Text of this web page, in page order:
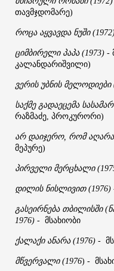
თავმჯდომარე)
როცა აყვავდა ნუში
ციმბირელი პაპა(1973) -
კალანდარიშვილი)
ვერის უბნის მელოდიები
საქმე გადაეცემა
რაზმაძე, პროკურორი)
არ დაიჯერო, რომ აღარა
მეპურე)
პირველი მერცხალი
დილის ნისლივით(1976)
გასეირნება თბილისში(
1976) - მსახიობი
ქალაქი ანარა(1976) -
მწვერვალი(1976) -